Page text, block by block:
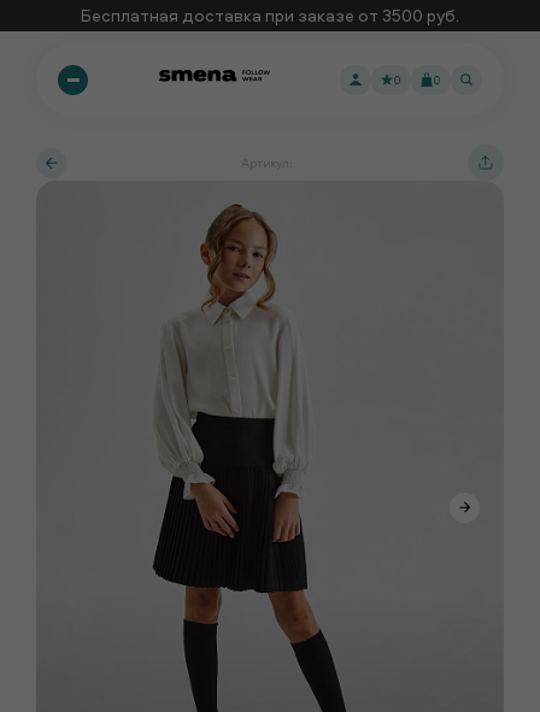
Бесплатная доставка при заказе от 3500 руб.
0
0
Артикул: